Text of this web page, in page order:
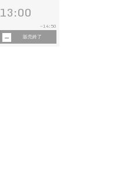
13:00
~ 14:50
販売終了